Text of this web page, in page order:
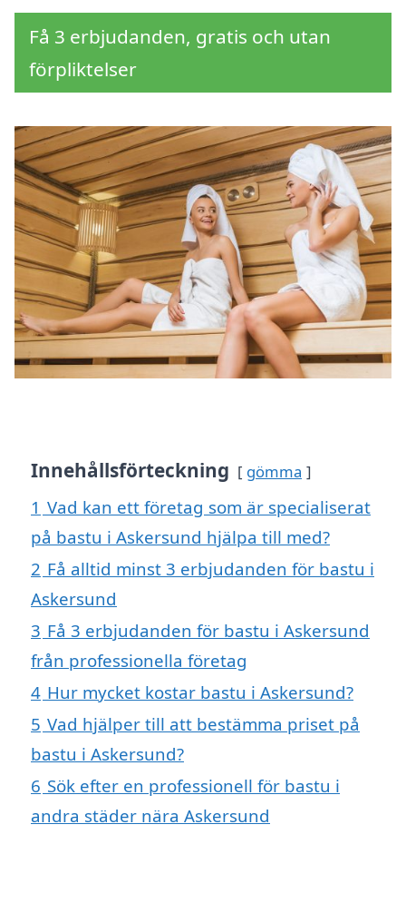
Få 3 erbjudanden, gratis och utan
förpliktelser
Innehållsförteckning gömma
1 Vad kan ett företag som är specialiserat
på bastu i Askersund hjälpa till med?
2 Få alltid minst 3 erbjudanden för bastu i
Askersund
3 Få 3 erbjudanden för bastu i Askersund
från professionella företag
4 Hur mycket kostar bastu i Askersund?
5 Vad hjälper till att bestämma priset på
bastu i Askersund?
6 Sök efter en professionell för bastu i
andra städer nära Askersund